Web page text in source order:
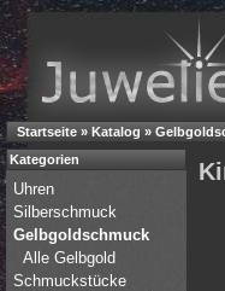
Startseite » Katalog »
Kategorien
Uhren
Silberschmuck
Gelbgoldschmuck
Alle Gelbgold
Schmuckstücke